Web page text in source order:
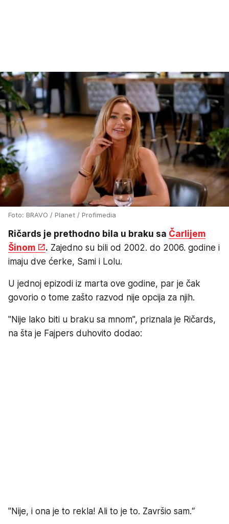
Foto: BRAVO / Planet / Profimedia
Ričards je prethodno bila u braku sa Čarlijem
Šinom
. Zajedno su bili od 2002. do 2006. godine i
imaju dve ćerke, Sami i Lolu.
U jednoj epizodi iz marta ove godine, par je čak
govorio o tome zašto razvod nije opcija za njih.
"Nije lako biti u braku sa mnom", priznala je Ričards,
na šta je Fajpers duhovito dodao:
"Nije, i ona je to rekla! Ali to je to. Završio sam.“